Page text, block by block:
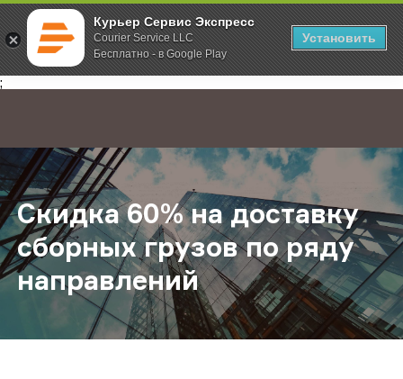
Курьер Сервис Экспресс
Courier Service LLC
Бесплатно - в Google Play
Установить
;
Главная О компании Новости Скидка 60% на доставку сборных
Скидка 60% на доставку
сборных грузов по ряду
направлений